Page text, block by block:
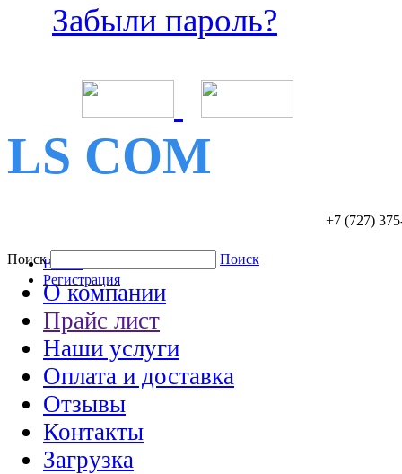
Забыли пароль?
LS COM
+7 (727)
Войти
Регистрация
Поиск Поиск
О компании
Прайс лист
Наши услуги
Оплата и доставка
Отзывы
Контакты
Загрузка